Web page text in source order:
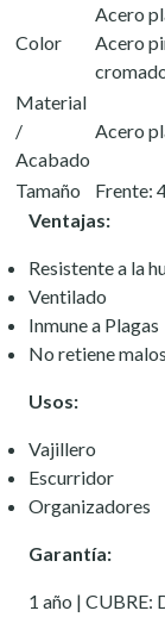
Color
Acero
Acero
Material
/
Acabado
Acero
Tamaño
Frente:
Ventajas:
Resistente a la
Ventilado
Inmune a Plagas
No retiene
Usos:
Vajillero
Escurridor
Organizadores
Garantía:
1 año | CUBRE: